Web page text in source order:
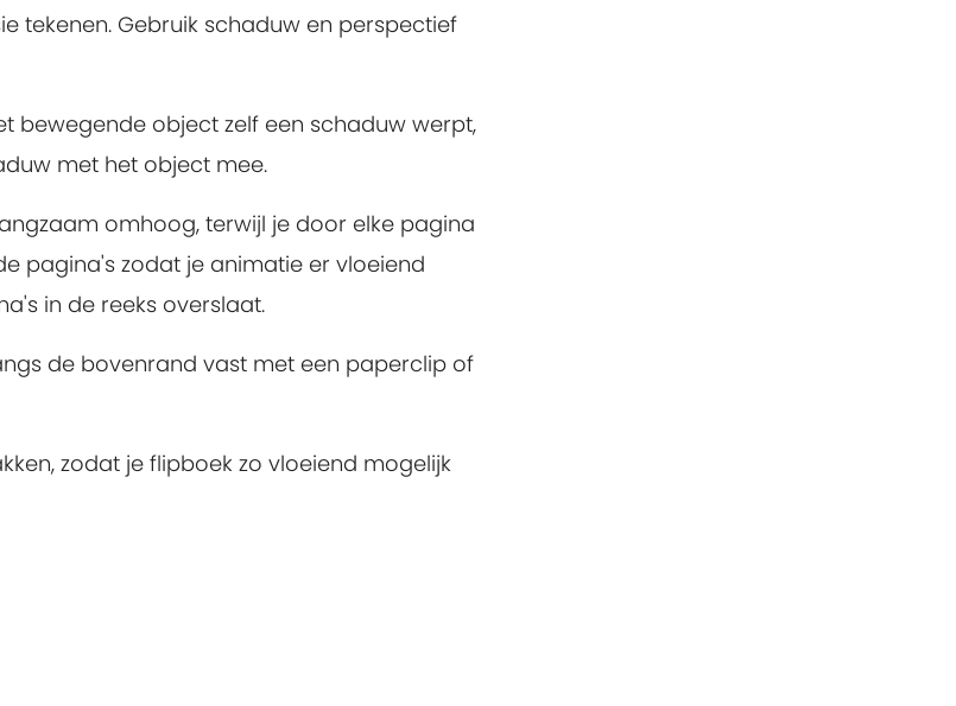
tekenen. Gebruik schaduw en perspectief
bewegende object zelf een schaduw werpt,
met het object mee.
omhoog, terwijl je door elke pagina
pagina's zodat je animatie er vloeiend
in de reeks overslaat.
de bovenrand vast met een paperclip of
zodat je flipboek zo vloeiend mogelijk